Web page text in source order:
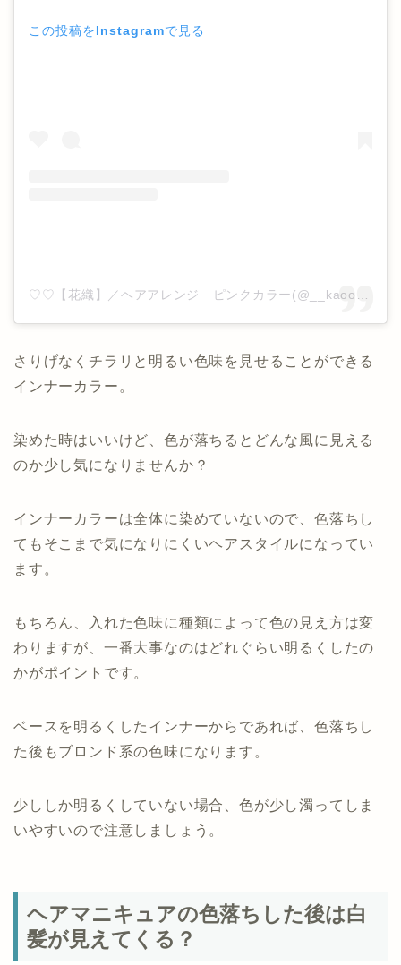
この投稿をInstagramで見る
♡♡【花織】／ヘアアレンジ ピンクカラー(@__kaoori__)がシェアした投稿
さりげなくチラリと明るい色味を見せることができる
インナーカラー。
染めた時はいいけど、色が落ちるとどんな風に見える
のか少し気になりませんか？
インナーカラーは全体に染めていないので、色落ちし
てもそこまで気になりにくいヘアスタイルになってい
ます。
もちろん、入れた色味に種類によって色の見え方は変
わりますが、一番大事なのはどれぐらい明るくしたの
かがポイントです。
ベースを明るくしたインナーからであれば、色落ちし
た後もブロンド系の色味になります。
少ししか明るくしていない場合、色が少し濁ってしま
いやすいので注意しましょう。
ヘアマニキュアの色落ちした後は白
髪が見えてくる？